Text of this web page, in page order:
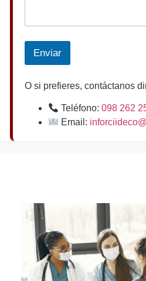
Enviar
O si prefieres, contáctanos
Teléfono:098 262
Email: